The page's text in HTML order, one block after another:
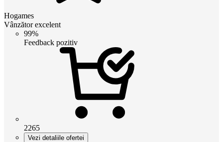
Hogames
Vânzător excelent
99%
Feedback pozitiv
2265
Vezi detaliile ofertei